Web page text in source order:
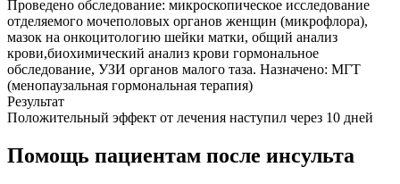
Проведено обследование: микроскопическое исследование
отделяемого мочеполовых органов женщин (микрофлора),
мазок на онкоцитологию шейки матки, общий анализ
крови,биохимический анализ крови гормональное
обследование, УЗИ органов малого таза. Назначено: МГТ
(менопаузальная гормональная терапия)
Результат
Положительный эффект от лечения наступил через 10 дней
Помощь пациентам после инсульта